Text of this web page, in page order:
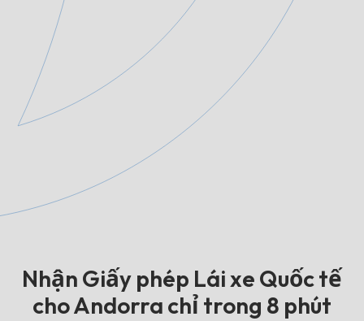
Nhận Giấy phép Lái xe Quốc tế
cho Andorra chỉ trong 8 phút